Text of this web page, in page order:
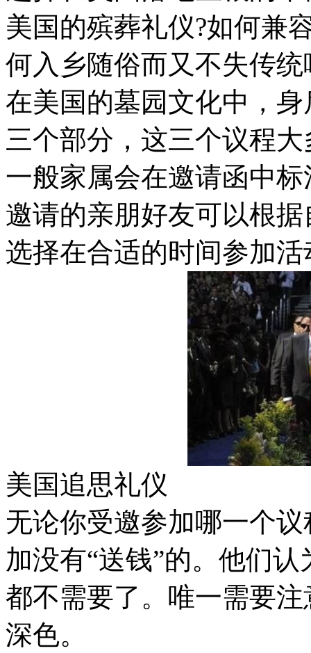
美国的殡葬礼仪?如何兼
何入乡随俗而又不失传统
在美国的墓园文化中，
三个部分，这三个议程
一般家属会在邀请函中
邀请的亲朋好友可以根
选择在合适的时间参加活
美国追思礼仪
无论你受邀参加哪一个
加没有“送钱”的。他们
都不需要了。唯一需要
深色。